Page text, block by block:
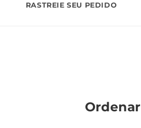
RASTREIE SEU PEDIDO